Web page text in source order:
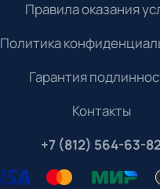
Правила оказания
Политика
Гарантия
Контакты
+7 (812) 564-63-